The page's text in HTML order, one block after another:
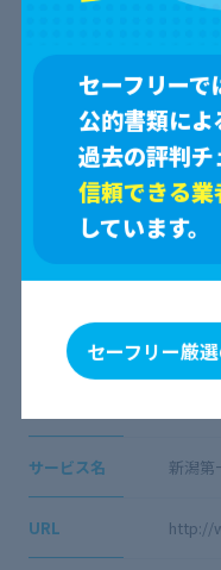
口コミ一覧
見つかりません。
サービス名 新潟第
URL http://
セーフリーで
公的書類に
過去の評判チ
信頼できる
しています。
セーフリー厳